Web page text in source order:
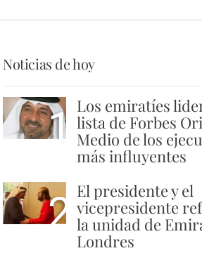
Noticias de hoy
1 Los emiratíes
lista de Forbes
Medio de los
más influyentes
2 El presidente y el
vicepresidente
la unidad de
Londres